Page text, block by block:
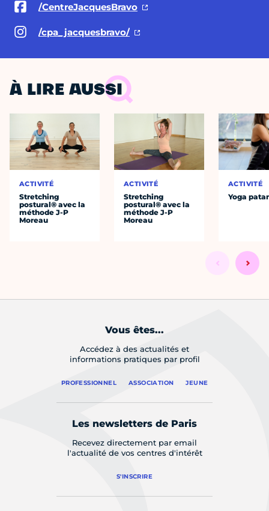
/CentreJacquesBravo
/cpa_jacquesbravo/
À LIRE AUSSI
ACTIVITÉ
Stretching
postural® avec la
méthode J-P
Moreau
ACTIVITÉ
Stretching
postural® avec la
méthode J-P
Moreau
ACTIVITÉ
Yoga
Vous êtes...
Accédez à des actualités et
informations pratiques par profil
PROFESSIONNEL ASSOCIATION JEUNE
Les newsletters de Paris
Recevez directement par email
l'actualité de vos centres d'intérêt
S'INSCRIRE